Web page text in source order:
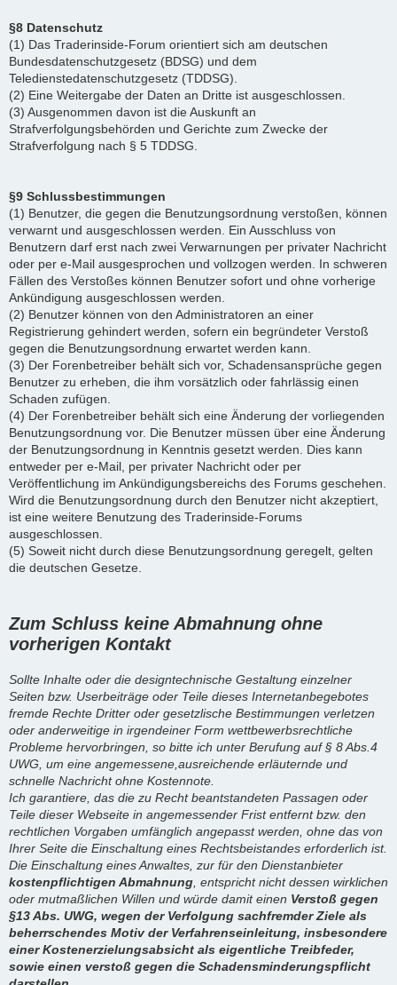
§8 Datenschutz
(1) Das Traderinside-Forum orientiert sich am deutschen
Bundesdatenschutzgesetz (BDSG) und dem
Teledienstedatenschutzgesetz (TDDSG).
(2) Eine Weitergabe der Daten an Dritte ist ausgeschlossen.
(3) Ausgenommen davon ist die Auskunft an
Strafverfolgungsbehörden und Gerichte zum Zwecke der
Strafverfolgung nach § 5 TDDSG.
§9 Schlussbestimmungen
(1) Benutzer, die gegen die Benutzungsordnung verstoßen, können
verwarnt und ausgeschlossen werden. Ein Ausschluss von
Benutzern darf erst nach zwei Verwarnungen per privater Nachricht
oder per e-Mail ausgesprochen und vollzogen werden. In schweren
Fällen des Verstoßes können Benutzer sofort und ohne vorherige
Ankündigung ausgeschlossen werden.
(2) Benutzer können von den Administratoren an einer
Registrierung gehindert werden, sofern ein begründeter Verstoß
gegen die Benutzungsordnung erwartet werden kann.
(3) Der Forenbetreiber behält sich vor, Schadensansprüche gegen
Benutzer zu erheben, die ihm vorsätzlich oder fahrlässig einen
Schaden zufügen.
(4) Der Forenbetreiber behält sich eine Änderung der vorliegenden
Benutzungsordnung vor. Die Benutzer müssen über eine Änderung
der Benutzungsordnung in Kenntnis gesetzt werden. Dies kann
entweder per e-Mail, per privater Nachricht oder per
Veröffentlichung im Ankündigungsbereichs des Forums geschehen.
Wird die Benutzungsordnung durch den Benutzer nicht akzeptiert,
ist eine weitere Benutzung des Traderinside-Forums
ausgeschlossen.
(5) Soweit nicht durch diese Benutzungsordnung geregelt, gelten
die deutschen Gesetze.
Zum Schluss keine Abmahnung ohne
vorherigen Kontakt
Sollte Inhalte oder die designtechnische Gestaltung einzelner
Seiten bzw. Userbeiträge oder Teile dieses Internetanbegebotes
fremde Rechte Dritter oder gesetzlische Bestimmungen verletzen
oder anderweitige in irgendeiner Form wettbewerbsrechtliche
Probleme hervorbringen, so bitte ich unter Berufung auf § 8 Abs.4
UWG, um eine angemessene,ausreichende erläuternde und
schnelle Nachricht ohne Kostennote.
Ich garantiere, das die zu Recht beantstandeten Passagen oder
Teile dieser Webseite in angemessender Frist entfernt bzw. den
rechtlichen Vorgaben umfänglich angepasst werden, ohne das von
Ihrer Seite die Einschaltung eines Rechtsbeistandes erforderlich ist.
Die Einschaltung eines Anwaltes, zur für den Dienstanbieter
kostenpflichtigen Abmahnung , entspricht nicht dessen wirklichen
oder mutmaßlichen Willen und würde damit einen Verstoß gegen
§13 Abs. UWG, wegen der Verfolgung sachfremder Ziele als
beherrschendes Motiv der Verfahrenseinleitung, insbesondere
einer Kostenerzielungsabsicht als eigentliche Treibfeder,
sowie einen verstoß gegen die Schadensminderungspflicht